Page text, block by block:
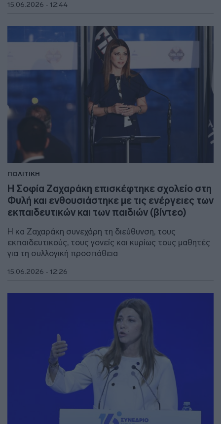
15.06.2026 - 12:44
ΠΟΛΙΤΙΚΗ
Η Σοφία Ζαχαράκη επισκέφτηκε σχολείο στη
Φυλή και ενθουσιάστηκε με τις ενέργειες των
εκπαιδευτικών και των παιδιών (βίντεο)
Η κα Ζαχαράκη συνεχάρη τη διεύθυνση, τους
εκπαιδευτικούς, τους γονείς και κυρίως τους μαθητές
για τη συλλογική προσπάθεια
15.06.2026 - 12:26